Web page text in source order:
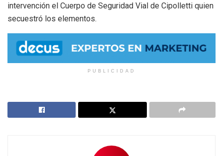
intervención el Cuerpo de Seguridad Vial de Cipolletti quien
secuestró los elementos.
PUBLICIDAD